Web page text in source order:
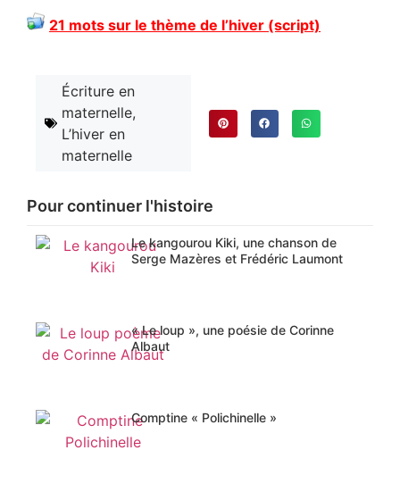
21 mots sur le thème de l’hiver (script)
Écriture en
maternelle,
L’hiver en
maternelle
Pour continuer l'histoire
Le kangourou Kiki, une chanson de
Serge Mazères et Frédéric Laumont
« Le loup », une poésie de Corinne
Albaut
Comptine « Polichinelle »